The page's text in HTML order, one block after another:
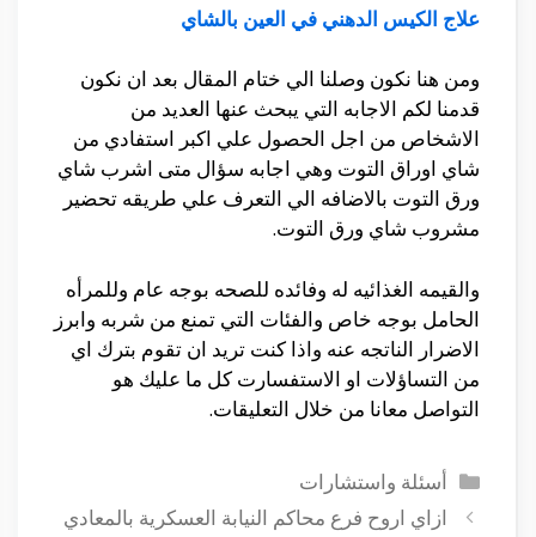
علاج الكيس الدهني في العين بالشاي
ومن هنا نكون وصلنا الي ختام المقال بعد ان نكون
قدمنا لكم الاجابه التي يبحث عنها العديد من
الاشخاص من اجل الحصول علي اكبر استفادي من
شاي اوراق التوت وهي اجابه سؤال متى اشرب شاي
ورق التوت بالاضافه الي التعرف علي طريقه تحضير
مشروب شاي ورق التوت.
والقيمه الغذائيه له وفائده للصحه بوجه عام وللمرأه
الحامل بوجه خاص والفئات التي تمنع من شربه وابرز
الاضرار الناتجه عنه واذا كنت تريد ان تقوم بترك اي
من التساؤلات او الاستفسارت كل ما عليك هو
التواصل معانا من خلال التعليقات.
التصنيفات
أسئلة واستشارات
ازاي اروح فرع محاكم النيابة العسكرية بالمعادي